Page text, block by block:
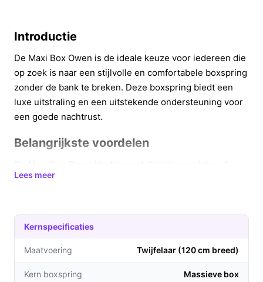
Introductie
De Maxi Box Owen is de ideale keuze voor iedereen die
op zoek is naar een stijlvolle en comfortabele boxspring
zonder de bank te breken. Deze boxspring biedt een
luxe uitstraling en een uitstekende ondersteuning voor
een goede nachtrust.
Belangrijkste voordelen
bijdragen aan een betere slaapervaring:
tijdloze uitstraling past deze boxspring perfect in
elke slaapkamer.
Compleet slaapsysteem:Deze boxspring wordt
matrassen, waardoor je alles hebt wat je nodig
Lees meer
Kernspecificaties
Maatvoering Twijfelaar (120 cm breed)
Kern boxspring Massieve box